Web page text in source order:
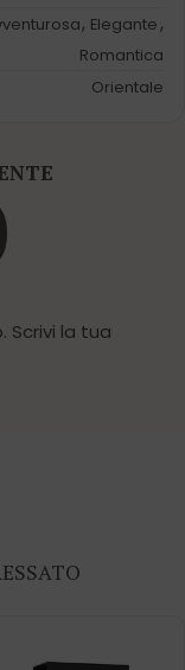
, Elegante ,
Romantica
Orientale
Scrivi la tua